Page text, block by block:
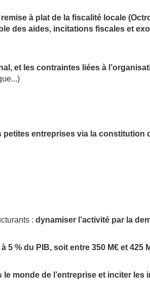
remise à plat de la fiscalité locale
des aides, incitations fiscales et
et les contraintes liées à
petites entreprises via la constitution
: dynamiser l’activité par la
% du PIB, soit entre 350 M€ et 425
monde de l’entreprise et inciter